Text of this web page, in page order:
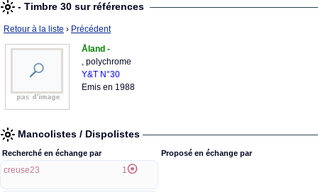
- Timbre 30 sur références
Retour à la liste › Précédent
Åland -
, polychrome
Y&T N°30
Emis en 1988
Mancolistes / Dispolistes
Recherché en échange par
creuse23 1
Proposé en échange par